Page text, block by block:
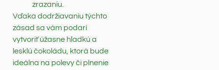
zrazaniu.
Vďaka dodržiavaniu týchto
zásad sa vám podarí
vytvoriť úžasne hladkú a
lesklú čokoládu, ktorá bude
ideálna na polevy či plnenie